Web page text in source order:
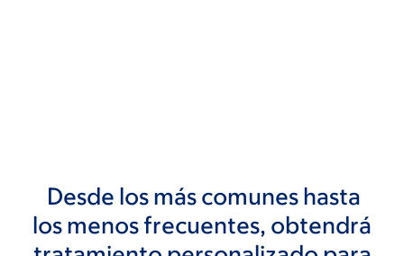
Desde los más comunes hasta
los menos frecuentes, obtendrá